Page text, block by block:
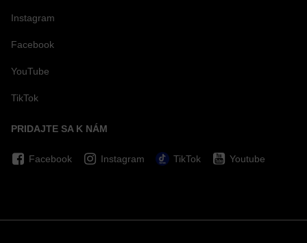
Instagram
Facebook
YouTube
TikTok
PRIDAJTE SA K NÁM
Facebook Instagram TikTok Youtube